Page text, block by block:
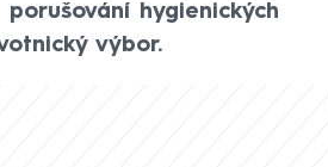
hygienických
výbor.